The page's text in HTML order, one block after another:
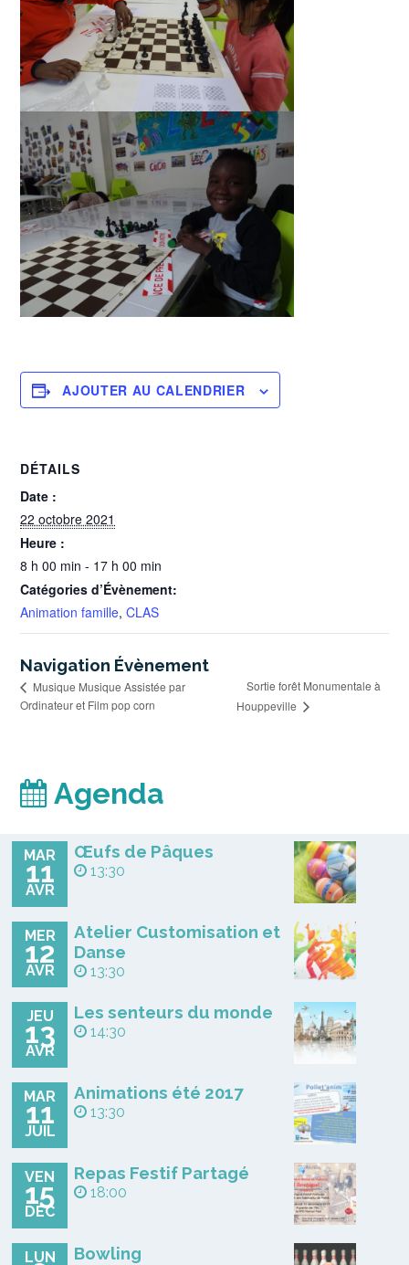
AJOUTER AU CALENDRIER
DÉTAILS
Date :
22 octobre 2021
Heure :
8 h 00 min - 17 h 00 min
Catégories d’Évènement:
Animation famille,CLAS
Navigation Évènement
Musique Musique Assistée par
Ordinateur et Film pop corn
Sortie forêt Monumentale à
Houppeville
Agenda
MAR
11
AVR
Œufs de Pâques
13:30
MER
12
AVR
Atelier Customisation et
Danse
13:30
JEU
13
AVR
Les senteurs du monde
14:30
MAR
11
JUIL
Animations été 2017
13:30
VEN
15
DÉC
Repas Festif Partagé
18:00
LUN Bowling